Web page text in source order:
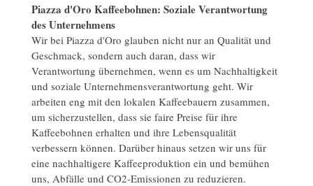
Piazza d'Oro Kaffeebohnen: Soziale Verantwortung
des Unternehmens
Wir bei Piazza d'Oro glauben nicht nur an Qualität und
Geschmack, sondern auch daran, dass wir
Verantwortung übernehmen, wenn es um Nachhaltigkeit
und soziale Unternehmensverantwortung geht. Wir
arbeiten eng mit den lokalen Kaffeebauern zusammen,
um sicherzustellen, dass sie faire Preise für ihre
Kaffeebohnen erhalten und ihre Lebensqualität
verbessern können. Darüber hinaus setzen wir uns für
eine nachhaltigere Kaffeeproduktion ein und bemühen
uns, Abfälle und CO2-Emissionen zu reduzieren.